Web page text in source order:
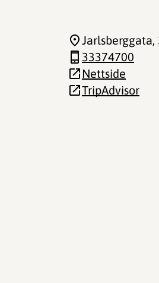
Jarlsberggata,
33374700
Nettside
TripAdvisor